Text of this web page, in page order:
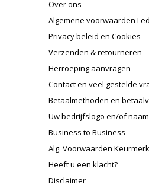
Over ons
Algemene voorwaarden
Privacy beleid en Cookies
Verzenden & retourneren
Herroeping aanvragen
Contact en veel gestelde
Betaalmethoden en
Uw bedrijfslogo en/of
Business to Business
Alg. Voorwaarden Keurmerk
Heeft u een klacht?
Disclaimer